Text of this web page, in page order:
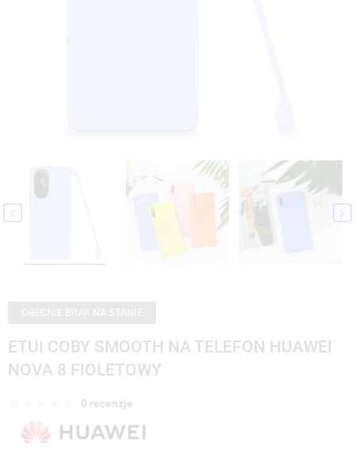
 
ETUI COBY SMOOTH NA TELEFON HUAWEI
NOVA 8 FIOLETOWY
0 recenzje